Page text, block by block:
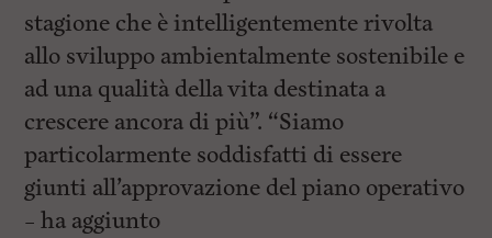
stagione che è intelligentemente rivolta
allo sviluppo ambientalmente sostenibile e
ad una qualità della vita destinata a
crescere ancora di più”. “Siamo
particolarmente soddisfatti di essere
giunti all’approvazione del piano operativo
– ha aggiunto